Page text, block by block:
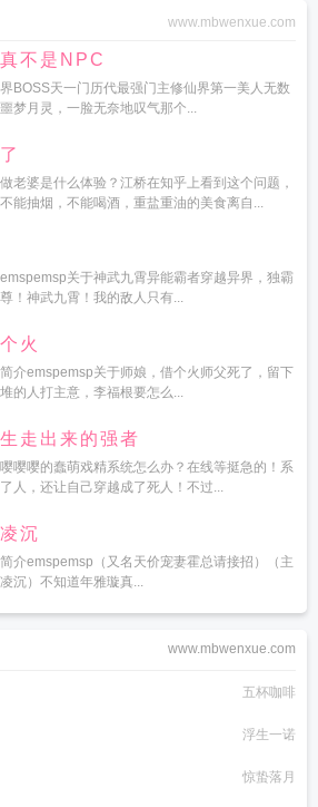
www.mbwenxue.com
不是NPC
BOSS天一门历代最强门主修仙界第一美人无数
梦月灵，一脸无奈地叹气那个...
老婆是什么体验？江桥在知乎上看到这个问题，
能抽烟，不能喝酒，重盐重油的美食离自...
关于神武九霄异能霸者穿越异界，独霸
！神武九霄！我的敌人只有...
火
介emspemsp关于师娘，借个火师父死了，留下
的人打主意，李福根要怎么...
走出来的强者
嘤嘤的蠢萌戏精系统怎么办？在线等挺急的！系
人，还让自己穿越成了死人！不过...
沉
介emspemsp（又名天价宠妻霍总请接招）（主
沉）不知道年雅璇真...
www.mbwenxue.com
五杯咖啡
浮生一诺
惊蛰落月